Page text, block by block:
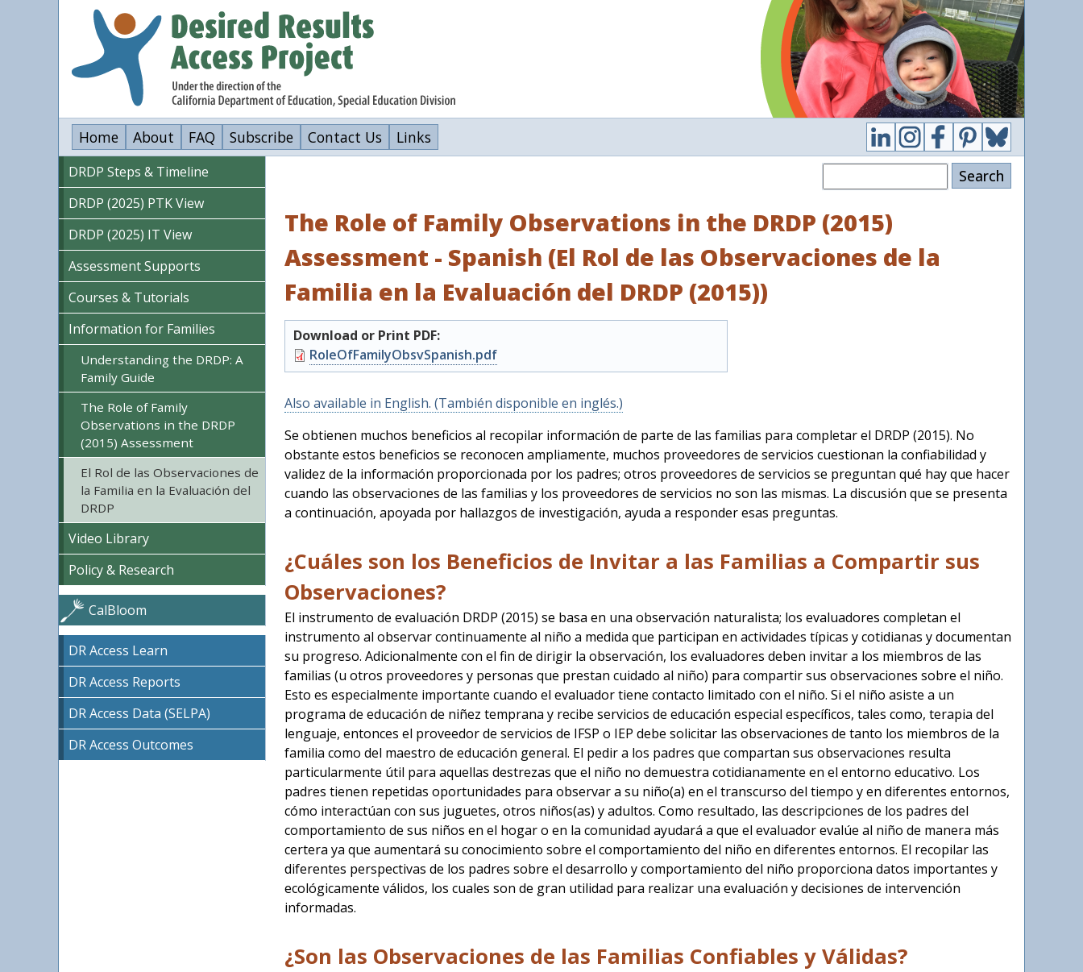
Home About FAQ Subscribe Contact Us Links
The Role of Family Observations in the DRDP (2015)
Assessment - Spanish (El Rol de las Observaciones de la
Familia en la Evaluación del DRDP (2015))
Download or Print PDF:
Document
RoleOfFamilyObsvSpanish.pdf
Also available in English. (También disponible en inglés.)
Se obtienen muchos beneficios al recopilar información de parte de las familias para completar el DRDP (2015). No
obstante estos beneficios se reconocen ampliamente, muchos proveedores de servicios cuestionan la confiabilidad y
validez de la información proporcionada por los padres; otros proveedores de servicios se preguntan qué hay que hacer
cuando las observaciones de las familias y los proveedores de servicios no son las mismas. La discusión que se presenta
a continuación, apoyada por hallazgos de investigación, ayuda a responder esas preguntas.
¿Cuáles son los Beneficios de Invitar a las Familias a Compartir sus
Observaciones?
El instrumento de evaluación DRDP (2015) se basa en una observación naturalista; los evaluadores completan el
instrumento al observar continuamente al niño a medida que participan en actividades típicas y cotidianas y documentan
su progreso. Adicionalmente con el fin de dirigir la observación, los evaluadores deben invitar a los miembros de las
familias (u otros proveedores y personas que prestan cuidado al niño) para compartir sus observaciones sobre el niño.
Esto es especialmente importante cuando el evaluador tiene contacto limitado con el niño. Si el niño asiste a un
programa de educación de niñez temprana y recibe servicios de educación especial específicos, tales como, terapia del
lenguaje, entonces el proveedor de servicios de IFSP o IEP debe solicitar las observaciones de tanto los miembros de la
familia como del maestro de educación general. El pedir a los padres que compartan sus observaciones resulta
particularmente útil para aquellas destrezas que el niño no demuestra cotidianamente en el entorno educativo. Los
padres tienen repetidas oportunidades para observar a su niño(a) en el transcurso del tiempo y en diferentes entornos,
cómo interactúan con sus juguetes, otros niños(as) y adultos. Como resultado, las descripciones de los padres del
comportamiento de sus niños en el hogar o en la comunidad ayudará a que el evaluador evalúe al niño de manera más
certera ya que aumentará su conocimiento sobre el comportamiento del niño en diferentes entornos. El recopilar las
diferentes perspectivas de los padres sobre el desarrollo y comportamiento del niño proporciona datos importantes y
ecológicamente válidos, los cuales son de gran utilidad para realizar una evaluación y decisiones de intervención
informadas.
¿Son las Observaciones de las Familias Confiables y Válidas?
DRDP Steps & Timeline
DRDP (2025) PTK View
DRDP (2025) IT View
Assessment Supports
Courses & Tutorials
Information for Families
Understanding the DRDP: A
Family Guide
The Role of Family
Observations in the DRDP
(2015) Assessment
El Rol de las Observaciones de
la Familia en la Evaluación del
DRDP
Video Library
Policy & Research
CalBloom
DR Access Learn
DR Access Reports
DR Access Data (SELPA)
DR Access Outcomes